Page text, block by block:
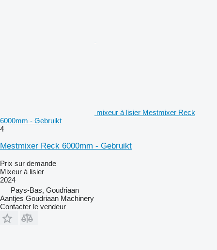
mixeur à lisier Mestmixer Reck
6000mm - Gebruikt
4
Mestmixer Reck 6000mm - Gebruikt
Prix sur demande
Mixeur à lisier
2024
Pays-Bas, Goudriaan
Aantjes Goudriaan Machinery
Contacter le vendeur